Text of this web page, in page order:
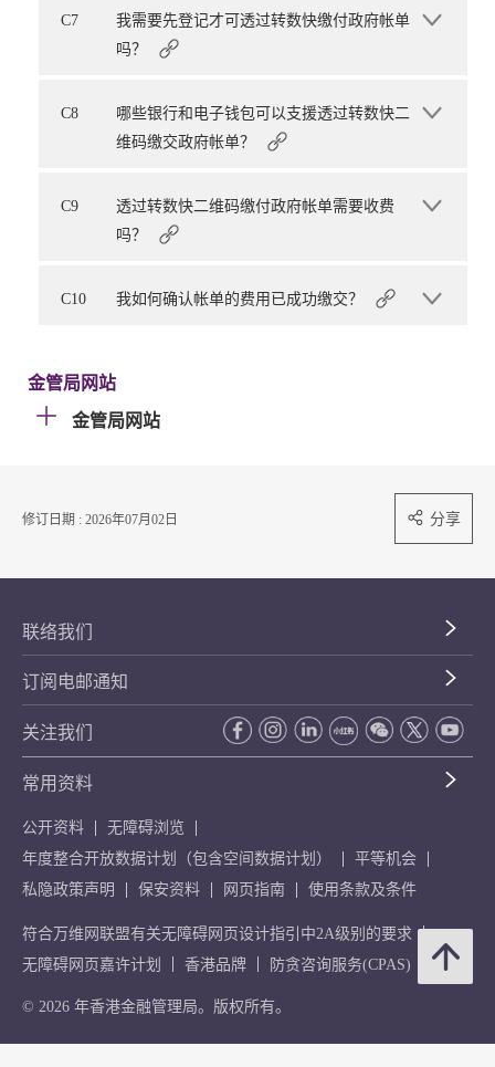
C7
我需要先登记才可透过转数快缴付政府帐单
吗？
C8
哪些银行和电子钱包可以支援透过转数快二
维码缴交政府帐单？
C9
透过转数快二维码缴付政府帐单需要收费
吗？
C10 我如何确认帐单的费用已成功缴交？
金管局网站
金管局网站
修订日期 : 2026年07月02日 分享
联络我们
订阅电邮通知
关注我们
常用资料
公开资料
无障碍浏览
年度整合开放数据计划（包含空间数据计划）
平等机会
私隐政策声明
保安资料 网页指南 使用条款及条件
符合万维网联盟有关无障碍网页设计指引中2A级别的要求
无障碍网页嘉许计划
香港品牌 防贪咨询服务(CPAS)
© 2026 年香港金融管理局。版权所有。